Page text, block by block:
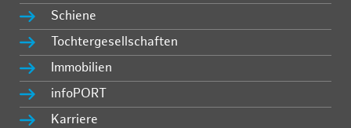
Schiene
Tochtergesellschaften
Immobilien
infoPORT
Karriere